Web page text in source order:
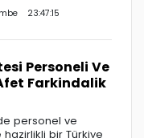
23:47:15
Personeli Ve
Farkindalik
personel ve
bir Türkiye